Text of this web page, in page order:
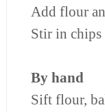
Add flour
Stir in chips
By hand
Sift flour,